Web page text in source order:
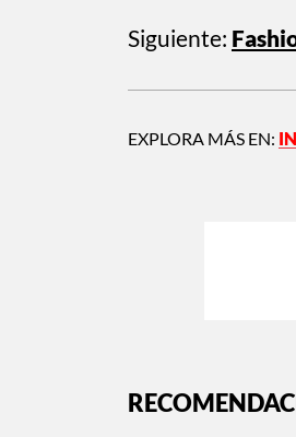
Siguiente:
EXPLORA MÁS EN: